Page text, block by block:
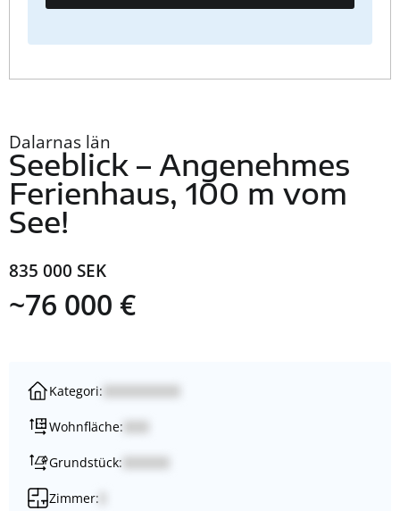
Dalarnas län
Seeblick – Angenehmes
Ferienhaus, 100 m vom
See!
835 000 SEK
~76 000 €
Kategori:
Wohnfläche:
Grundstück:
Zimmer: